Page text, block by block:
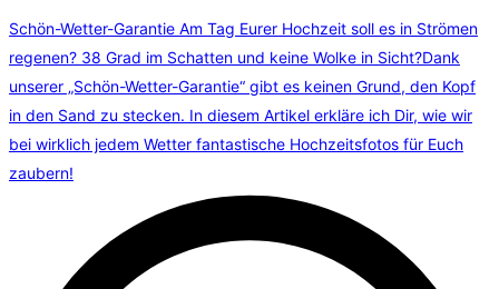
Schön-Wetter-Garantie Am Tag Eurer Hochzeit soll es in Strömen
regenen? 38 Grad im Schatten und keine Wolke in Sicht?Dank
unserer „Schön-Wetter-Garantie“ gibt es keinen Grund, den Kopf
in den Sand zu stecken. In diesem Artikel erkläre ich Dir, wie wir
bei wirklich jedem Wetter fantastische Hochzeitsfotos für Euch
zaubern!